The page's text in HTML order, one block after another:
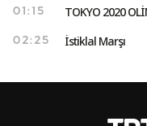
01:15 TOKYO 2020
02:25 İstiklal Marşı